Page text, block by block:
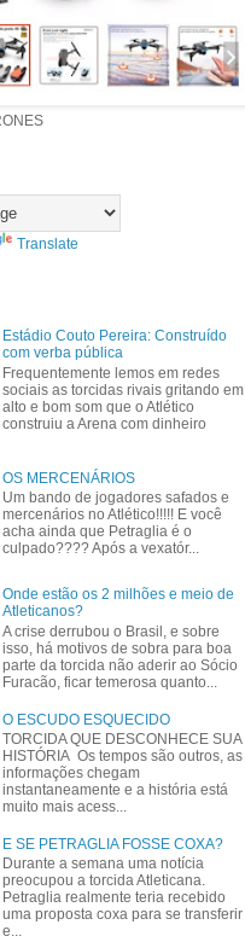
Translate
Estádio Couto Pereira: Construído
com verba pública
Frequentemente lemos em redes
sociais as torcidas rivais gritando em
alto e bom som que o Atlético
construiu a Arena com dinheiro
OS MERCENÁRIOS
Um bando de jogadores safados e
mercenários no Atlético!!!!! E você
acha ainda que Petraglia é o
culpado???? Após a vexatór...
Onde estão os 2 milhões e meio de
Atleticanos?
A crise derrubou o Brasil, e sobre
isso, há motivos de sobra para boa
parte da torcida não aderir ao Sócio
Furacão, ficar temerosa quanto...
O ESCUDO ESQUECIDO
TORCIDA QUE DESCONHECE SUA
HISTÓRIA Os tempos são outros, as
informações chegam
instantaneamente e a história está
muito mais acess...
E SE PETRAGLIA FOSSE COXA?
Durante a semana uma notícia
preocupou a torcida Atleticana.
Petraglia realmente teria recebido
uma proposta coxa para se transferir
e...